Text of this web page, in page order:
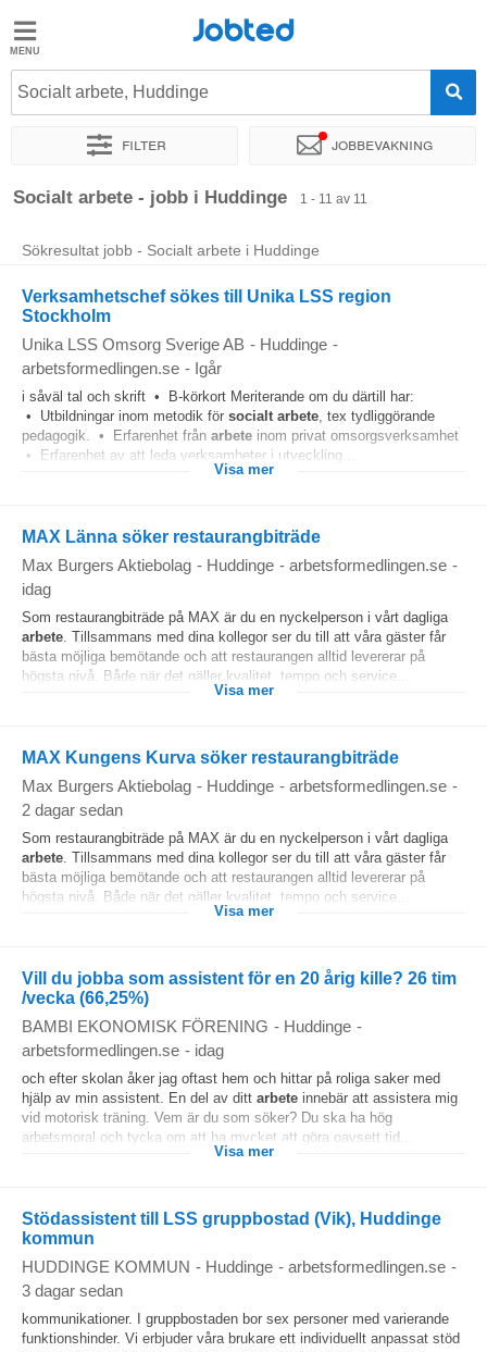
Jobted
Jobb
Jobted
Socialt arbete, Huddinge
Filter Jobbevakning
Sortera efter Exakt plats Företag
Socialt arbete - jobb i Huddinge 1 - 11 av 11
Sökresultat jobb - Socialt arbete i Huddinge
Verksamhetschef sökes till Unika LSS region
Stockholm
Unika LSS Omsorg Sverige AB - Huddinge -
arbetsformedlingen.se - Igår
i såväl tal och skrift • B-körkort Meriterande om du därtill har:
• Utbildningar inom metodik för socialt arbete, tex tydliggörande
pedagogik. • Erfarenhet från arbete inom privat omsorgsverksamhet
• Erfarenhet av att leda verksamheter i utveckling...
Visa mer
MAX Länna söker restaurangbiträde
Max Burgers Aktiebolag - Huddinge - arbetsformedlingen.se -
idag
Som restaurangbiträde på MAX är du en nyckelperson i vårt dagliga
arbete. Tillsammans med dina kollegor ser du till att våra gäster får
bästa möjliga bemötande och att restaurangen alltid levererar på
högsta nivå. Både när det gäller kvalitet, tempo och service...
Visa mer
MAX Kungens Kurva söker restaurangbiträde
Max Burgers Aktiebolag - Huddinge - arbetsformedlingen.se -
2 dagar sedan
Som restaurangbiträde på MAX är du en nyckelperson i vårt dagliga
arbete. Tillsammans med dina kollegor ser du till att våra gäster får
bästa möjliga bemötande och att restaurangen alltid levererar på
högsta nivå. Både när det gäller kvalitet, tempo och service...
Visa mer
Vill du jobba som assistent för en 20 årig kille? 26 tim
/vecka (66,25%)
BAMBI EKONOMISK FÖRENING - Huddinge -
arbetsformedlingen.se - idag
och efter skolan åker jag oftast hem och hittar på roliga saker med
hjälp av min assistent. En del av ditt arbete innebär att assistera mig
vid motorisk träning. Vem är du som söker? Du ska ha hög
arbetsmoral och tycka om att ha mycket att göra oavsett tid...
Visa mer
Stödassistent till LSS gruppbostad (Vik), Huddinge
kommun
HUDDINGE KOMMUN - Huddinge - arbetsformedlingen.se -
3 dagar sedan
kommunikationer. I gruppbostaden bor sex personer med varierande
funktionshinder. Vi erbjuder våra brukare ett individuellt anpassat stöd